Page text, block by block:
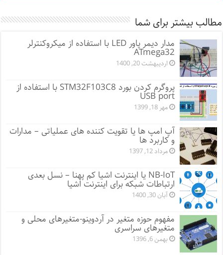
مطالب بیشتر برای شما
مدار دیمر پاور LED با استفاده از میکروکنترلر
ATmega32
اردیبهشت 20, 1400
پروگرم کردن بورد STM32F103C8 با استفاده از
USB port
مهر 18, 1399
آپ امپ ها یا تقویت کننده های عملیاتی – مدارات
و کاربرد ها
مرداد 12, 1397
NB-IoT یا اینترنت اشیا کم پهنا – نسل بعدی
ارتباطات شبکه برای اینترنت اشیا
آبان 30, 1400
مفهوم حوزه متغیر در آردوینو-متغیرهای محلی و
متغیرهای سراسری
بهمن 6, 1396